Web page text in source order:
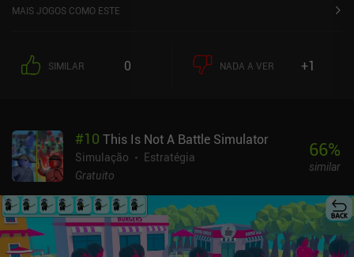
MAIS JOGOS COMO ESTE
SIMILAR 0 NADA A VER +1
#10 This Is Not A Battle Simulator
Simulação
Estratégia
Gratuito
66%
similar